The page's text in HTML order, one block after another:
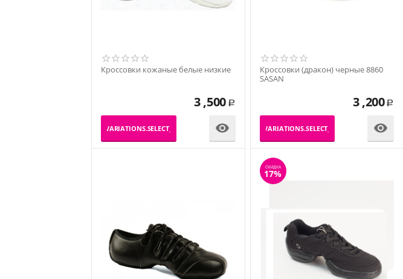
Кроссовки кожаные белые низкие
3 ,500 Р
_PRODUCT_VARIATIONS.SELECT_VARIATION 
Кроссовки (дракон) черные 8860
SASAN
3 ,200 Р
_PRODUCT_VARIATIONS.SELECT_VARIATION 
СКИДКА
17%